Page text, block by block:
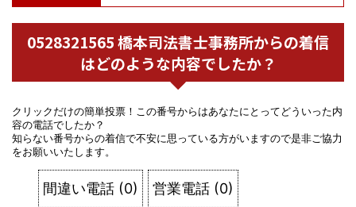
0528321565 橋本司法書士事務所からの着信
はどのような内容でしたか？
クリックだけの簡単投票！この番号からはあなたにとってどういった内
容の電話でしたか？
知らない番号からの着信で不安に思っている方がいますので是非ご協力
をお願いいたします。
間違い電話 (0) 営業電話 (0)